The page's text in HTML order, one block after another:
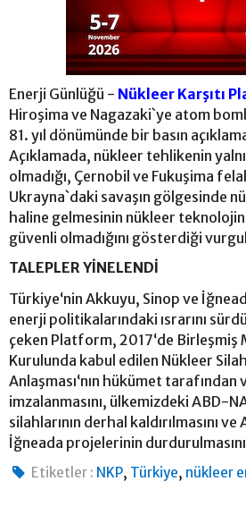
Enerji Günlüğü - Nükleer Karşıtı
Hiroşima ve Nagazaki`ye atom
81. yıl dönümünde bir basın
Açıklamada, nükleer tehlikenin
olmadığı, Çernobil ve Fukuşima
Ukrayna`daki savaşın gölgesinde
haline gelmesinin nükleer
güvenli olmadığını gösterdiği
TALEPLER YİNELENDİ
Türkiye‘nin Akkuyu, Sinop ve
enerji politikalarındaki ısrarını
çeken Platform, 2017‘de Birleşmiş
Kurulunda kabul edilen Nükleer
Anlaşması‘nın hükümet
imzalanmasını, ülkemizdeki ABD-
silahlarının derhal kaldırılmasını
İğneada projelerinin
Etiketler : NKP, Türkiye, nükleer